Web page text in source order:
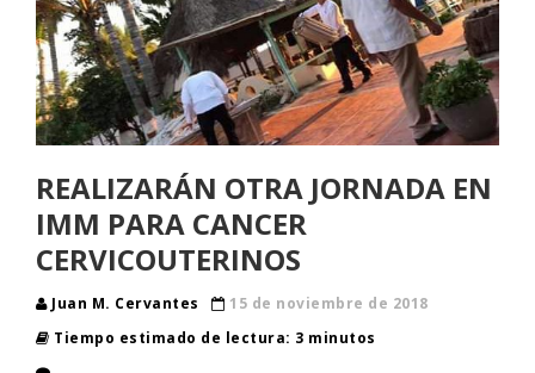
REALIZARÁN OTRA JORNADA EN
IMM PARA CANCER
CERVICOUTERINOS
Juan M. Cervantes
15 de noviembre de 2018
Tiempo estimado de lectura: 3 minutos